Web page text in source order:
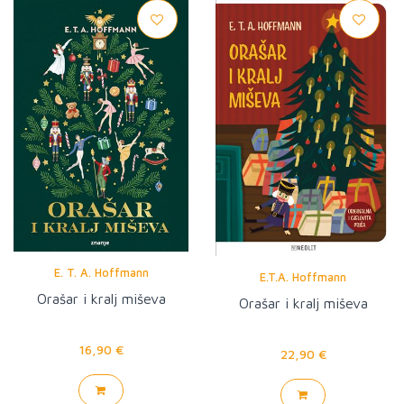
E. T. A. Hoffmann
Orašar i kralj miševa
16,90 €
E.T.A. Hoffmann
Orašar i kralj miševa
22,90 €